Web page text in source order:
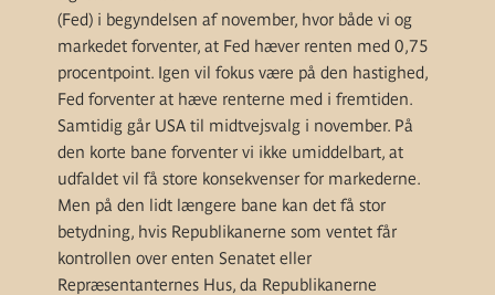
(Fed) i begyndelsen af november, hvor både vi og
markedet forventer, at Fed hæver renten med 0,75
procentpoint. Igen vil fokus være på den hastighed,
Fed forventer at hæve renterne med i fremtiden.
Samtidig går USA til midtvejsvalg i november. På
den korte bane forventer vi ikke umiddelbart, at
udfaldet vil få store konsekvenser for markederne.
Men på den lidt længere bane kan det få stor
betydning, hvis Republikanerne som ventet får
kontrollen over enten Senatet eller
Repræsentanternes Hus, da Republikanerne